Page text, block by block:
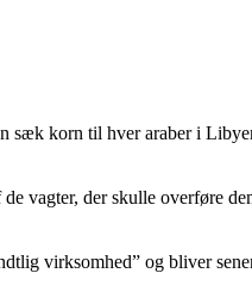
sæk korn til hver araber i
vagter, der skulle overføre
virksomhed” og bliver